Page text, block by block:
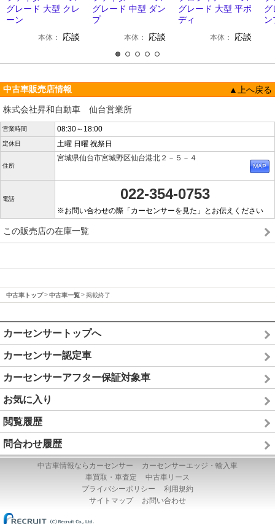
グレード 大型 クレ
ーン
本体： 応談
グレード 中型 ダン
プ
本体： 応談
グレード 大型 平ボ
ディ
本体： 応談
グ
ン
中古車販売店情報
▲上へ戻る
株式会社昇和自動車 仙台営業所
営業時間 08:30～18:00
定休日 土曜 日曜 祝祭日
住所
宮城県仙台市宮城野区仙台港北２－５－４
電話 022-354-0753
※お問い合わせの際「カーセンサーを見た」とお伝えください
この販売店の在庫一覧
中古車トップ 中古車一覧 掲載終了
カーセンサートップへ
カーセンサー認定車
カーセンサーアフター保証対象車
お気に入り
閲覧履歴
問合わせ履歴
中古車情報ならカーセンサー
カーセンサーエッジ・輸入車
車買取・車査定
中古車リース
プライバシーポリシー
利用規約
サイトマップ
お問い合わせ